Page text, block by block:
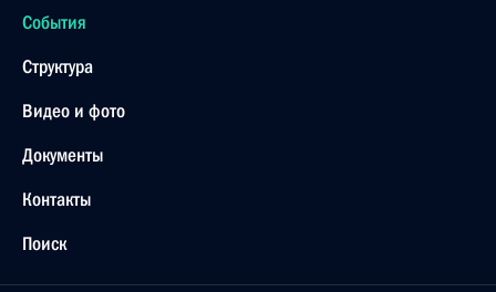
События
Структура
Видео и фото
Документы
Контакты
Поиск